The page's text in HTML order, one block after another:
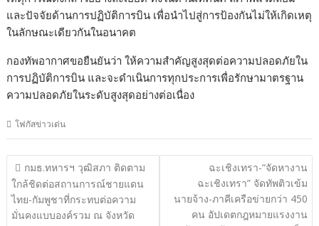
และปัจจัยด้านการปฏิบัติการบิน เพื่อนำไปสู่การป้องกันไม่ให้เกิดเหตุ
ในลักษณะเดียวกันในอนาคต
กองทัพอากาศขอยืนยันว่า ให้ความสำคัญสูงสุดต่อความปลอดภัยใน
การปฏิบัติการบิน และจะดำเนินการทุกประการเพื่อรักษามาตรฐาน
ความปลอดภัยในระดับสูงสุดอย่างต่อเนื่อง
โฟกัสข่าวเด่น
แนะแนว
เรื่อง
กมธ.ทหารฯ วุฒิสภา ติดตาม
ใกล้ชิดต่อสถานการณ์ชายแดน
ไทย-กัมพูชาที่กระทบต่อความ
มั่นคงแบบองค์รวม ณ จังหวัด
ฉะเชิงเทรา-“จัดหางาน
ฉะเชิงเทรา” จัดทัพติวเข้ม
นายจ้าง-ภาคีเครือข่ายกว่า 450
คน อัปเดตกฎหมายแรงงาน